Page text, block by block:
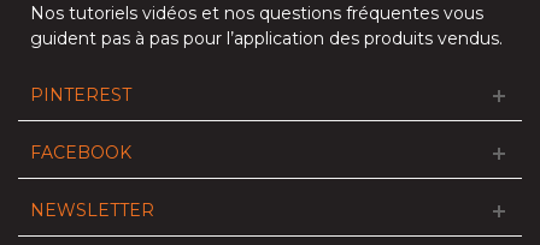
Nos tutoriels vidéos et nos questions fréquentes vous
guident pas à pas pour l’application des produits vendus.
PINTEREST
FACEBOOK
NEWSLETTER